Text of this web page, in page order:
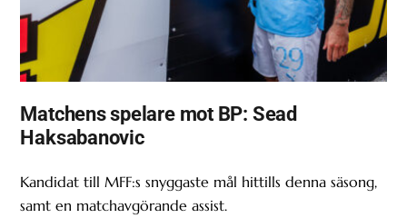
Matchens spelare mot BP: Sead
Haksabanovic
Kandidat till MFF:s snyggaste mål hittills denna säsong,
samt en matchavgörande assist.